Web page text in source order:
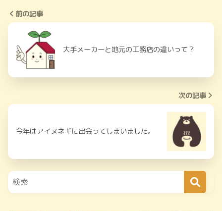
前の記事
大手メーカーと地元の工務店の違いって？
次の記事
今年はアイヌネギに出会ってしまいました。